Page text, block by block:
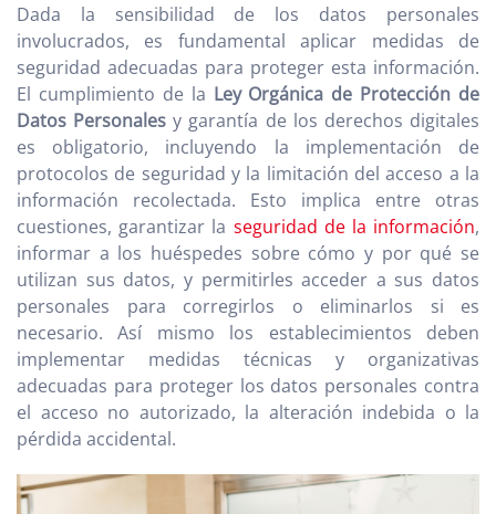
Dada la sensibilidad de los datos personales
involucrados, es fundamental aplicar medidas de
seguridad adecuadas para proteger esta información.
El cumplimiento de la Ley Orgánica de Protección de
Datos Personales y garantía de los derechos digitales
es obligatorio, incluyendo la implementación de
protocolos de seguridad y la limitación del acceso a la
información recolectada. Esto implica entre otras
cuestiones, garantizar la seguridad de la información,
informar a los huéspedes sobre cómo y por qué se
utilizan sus datos, y permitirles acceder a sus datos
personales para corregirlos o eliminarlos si es
necesario. Así mismo los establecimientos deben
implementar medidas técnicas y organizativas
adecuadas para proteger los datos personales contra
el acceso no autorizado, la alteración indebida o la
pérdida accidental.